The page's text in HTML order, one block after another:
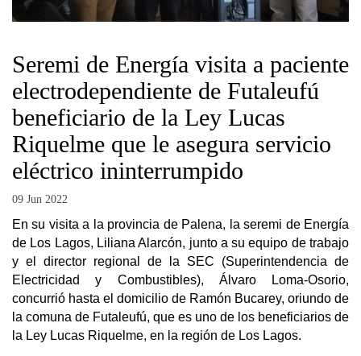
Seremi de Energía visita a paciente
electrodependiente de Futaleufú
beneficiario de la Ley Lucas
Riquelme que le asegura servicio
eléctrico ininterrumpido
09 Jun 2022
En su visita a la provincia de Palena, la seremi de Energía
de Los Lagos, Liliana Alarcón, junto a su equipo de trabajo
y el director regional de la SEC (Superintendencia de
Electricidad y Combustibles), Álvaro Loma-Osorio,
concurrió hasta el domicilio de Ramón Bucarey, oriundo de
la comuna de Futaleufú, que es uno de los beneficiarios de
la Ley Lucas Riquelme, en la región de Los Lagos.